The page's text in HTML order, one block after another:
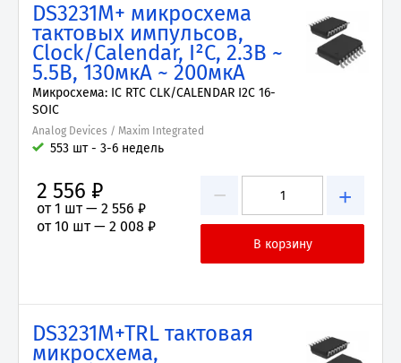
DS3231M+ микросхема
тактовых импульсов,
Clock/Calendar, I²C, 2.3В ~
5.5В, 130мкА ~ 200мкА
Микросхема: IC RTC CLK/CALENDAR I2C 16-
SOIC
Analog Devices / Maxim Integrated
553 шт - 3-6 недель
− +
2 556 ₽
от 1 шт — 2 556 ₽
от 10 шт — 2 008 ₽
DS3231M+TRL тактовая
микросхема,